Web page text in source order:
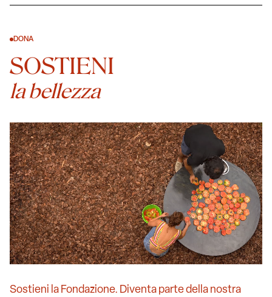
DONA
SOSTIENI
la bellezza
Sostieni la Fondazione. Diventa parte della nostra